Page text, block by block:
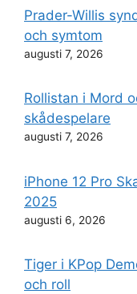
Prader-Willis
och symtom
augusti 7, 2026
Rollistan i Mord
skådespelare
augusti 7, 2026
iPhone 12 Pro
2025
augusti 6, 2026
Tiger i KPop
och roll